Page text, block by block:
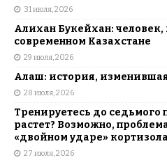
31 июля, 2026
Алихан Букейхан:
современном Казахстане
29 июля, 2026
Алаш: история,
28 июля, 2026
Тренируетесь до седьмого
растет? Возможно,
«двойном ударе» кортизола
27 июля, 2026